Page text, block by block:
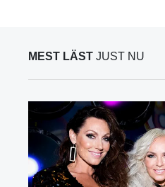
MEST LÄST JUST NU